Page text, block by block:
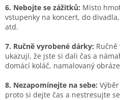
6. Nebojte se zážitků: Místo
vstupenky na koncert, do
atd.
7. Ručně vyrobené dárky:
ukazují, že jste si dali čas a
domácí koláč, namalovaný
8. Nezapomínejte na sebe:
proto si dejte čas a nestresujte